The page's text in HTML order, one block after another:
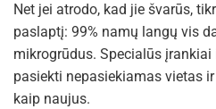
Net jei atrodo, kad jie švarūs,
paslaptį: 99% namų langų vis
mikrogrūdus. Specialūs
pasiekti nepasiekiamas vietas
kaip naujus.